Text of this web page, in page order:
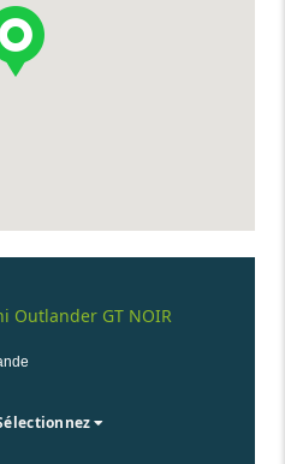
Outlander GT NOIR